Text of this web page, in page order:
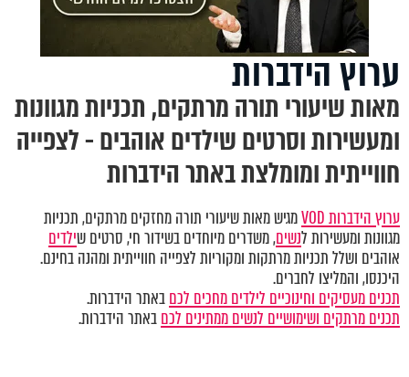
ערוץ הידברות
מאות שיעורי תורה מרתקים, תכניות מגוונות
ומעשירות וסרטים שילדים אוהבים - לצפייה
חווייתית ומומלצת באתר הידברות
ערוץ הידברות VOD
מגיש מאות שיעורי תורה מחזקים מרתקים, תכניות
מגוונות ומעשירות לנשים, משדרים מיוחדים בשידור חי, סרטים שילדים
אוהבים ושלל תכניות מרתקות ומקוריות לצפייה חווייתית ומהנה בחינם.
היכנסו, והמליצו לחברים.
תכנים מעסיקים וחינוכיים לילדים מחכים לכםבאתר הידברות.
תכנים מרתקים ושימושיים לנשים ממתינים לכםבאתר הידברות.